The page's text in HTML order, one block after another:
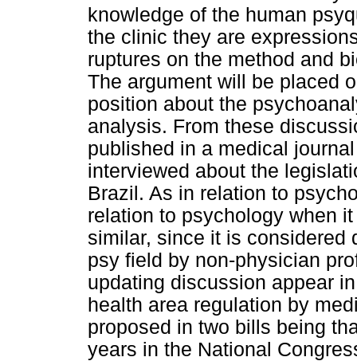
knowledge of the human
the clinic they are
ruptures on the method and
The argument will be placed
position about the
analysis. From these
published in a medical
interviewed about the
Brazil. As in relation to
relation to psychology when
similar, since it is considered
psy field by non-physician
updating discussion appear
health area regulation by
proposed in two bills being
years in the National